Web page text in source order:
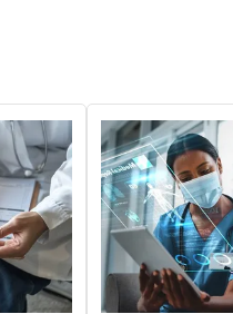
食品添加物
R&D
海外
Dtx
Chemical &
ファイン・スペシャ
プラスチック・容器
農薬・農業資材
電子材料
自動車